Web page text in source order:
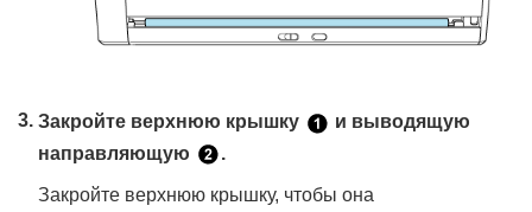
Закройте верхнюю крышку
и выводящую
направляющую
.
Закройте верхнюю крышку, чтобы она